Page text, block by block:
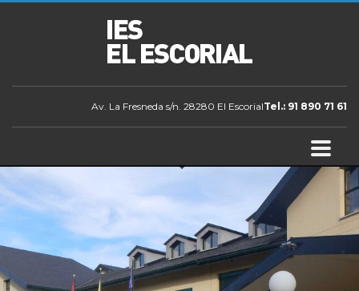
Av. La Fresneda s/n. 28280 El EscorialTel.: 91 890 71 61